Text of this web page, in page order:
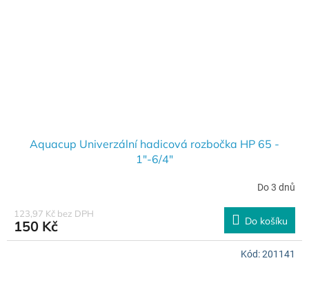
Aquacup Univerzální hadicová rozbočka HP 65 -
1"-6/4"
Do 3 dnů
123,97 Kč bez DPH
150 Kč Do košíku
Kód:201141